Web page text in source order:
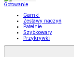
Gotowanie
Garnki
Zestawy naczyń
Patelnie
Szybkowary
Przykrywki